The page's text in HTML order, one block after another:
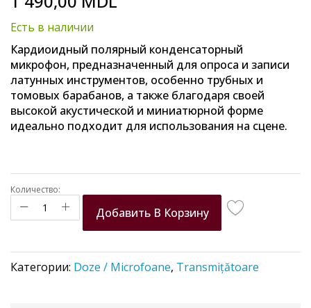
beginning
of
the
images
gallery
Есть в наличии
Кардиоидный полярный конденсаторный
микрофон, предназначенный для опроса и записи
латунных инструментов, особенно трубных и
томовых барабанов, а также благодаря своей
высокой акустической и миниатюрной форме
идеально подходит для использования на сцене.
Количество:
Добавить В Корзину
Категории: Doze / Microfoane, Transmițătoare